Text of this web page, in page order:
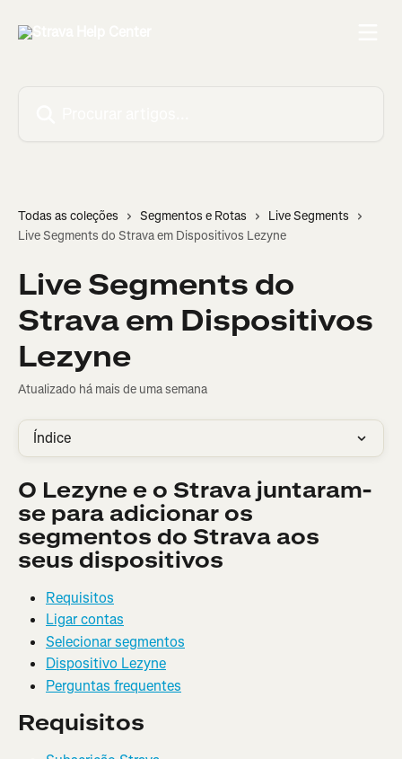
Todas as coleções Segmentos e Rotas
Live Segments
Live Segments do Strava em Dispositivos Lezyne
Live Segments do
Strava em Dispositivos
Lezyne
Atualizado há mais de uma semana
Índice
O Lezyne e o Strava juntaram-
se para adicionar os
segmentos do Strava aos
seus dispositivos
Requisitos
Ligar contas
Selecionar segmentos
Dispositivo Lezyne
Perguntas frequentes
Requisitos